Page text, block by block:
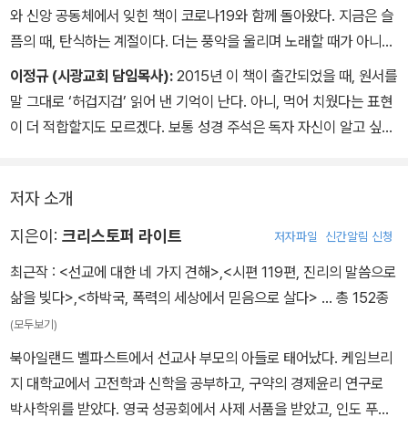
와 신앙 공동체에서 잊힌 책이 코로나19와 함께 돌아왔다. 지금은 슬
픔의 때, 탄식하는 계절이다. 더는 풍악을 울리며 노래할 때가 아니다.
아가(雅歌)가 변하여 애가(哀歌)가 되는 시기이기 때문이다. 그 어
느 때보다 신앙 공동체는 공적 탄식을 연습해야 한다. 애가는 아주 오
래전, 예루살렘 함락과 그 비극적 현실에 관한 단순한 역사 회고가 아
과 하나님의 침묵, 절망의 연습과 희망의 새싹, 공동체의 붕괴와 남은
은 실존적 아픔을 경험하게 한다. 라이트 박사의 글쓰기는 학자들의
본보기다. 그는 애가의 서정적 비극과 간절한 희망을 우리에게 건넨
다. 그는 튼실한 학문성과 따스한 목양의 애틋함으로 성경 강론의 참
모습을 보여 준다. 이 책을 읽는 내내, 심장이 요동쳤다. 말씀에 목마
른 목회자, 성경을 깊이 있게 공부하려는 신학도와 신자들에게 적극
추천한다.
이정규 (시광교회 담임목사): 2015년 이 책이 출간되었을 때, 원서를
말 그대로 ‘허겁지겁’ 읽어 낸 기억이 난다. 아니, 먹어 치웠다는 표현
이 더 적합할지도 모르겠다. 보통 성경 주석은 독자 자신이 알고 싶은
다(‘서론’ 각주 13을 보라). 이 책의 장점은 크게 세 가지다. 첫째, 본
문을 이해하기 쉬우면서도 깊이 있게 또한 신실하게 해석했다. 둘째,
에 대해 깊이 고찰했다. 그리고 마지막 최고의 장점은, 예레미야애가
의 메시지를 전체 성경 이야기의 문맥 안에서 해석했다는 점이다. 크
리스토퍼 라이트는 슬픔, 울부짖음, 절망으로 가득한 이 고통스러운
이야기가 그리스도 안에서 이루어지는 새 창조 및 회복의 이야기와
어떻게 만나는지를 신실하게 펼쳐 보임으로 독자들을 소망으로 인도
한다. 특히 마지막 장에서 라이트는, 본문을 절망적 방식으로 해석하
저자 소개
지은이: 크리스토퍼 라이트 저자파일 신간알림 신청
최근작 : <선교에 대한 네 가지 견해> <시편 119편, 진리의 말씀으로
삶을 빚다> <하박국, 폭력의 세상에서 믿음으로 살다> … 총 152종
(모두보기)
북아일랜드 벨파스트에서 선교사 부모의 아들로 태어났다. 케임브리
지 대학교에서 고전학과 신학을 공부하고, 구약의 경제윤리 연구로
박사학위를 받았다. 영국 성공회에서 사제 서품을 받았고, 인도 푸네